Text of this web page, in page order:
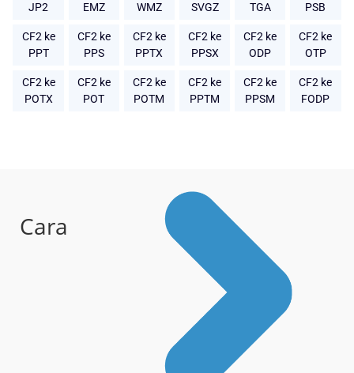
JP2
EMZ
WMZ
SVGZ
TGA
PSB
CF2 ke
PPT
CF2 ke
PPS
CF2 ke
PPTX
CF2 ke
PPSX
CF2 ke
ODP
CF2 ke
OTP
CF2 ke
POTX
CF2 ke
POT
CF2 ke
POTM
CF2 ke
PPTM
CF2 ke
PPSM
CF2 ke
FODP
Cara